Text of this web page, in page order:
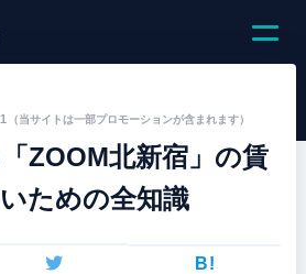
（当サイトは一部プロモーションが含まれます）
ZOOM北新宿」の賃
ための全知識
B!